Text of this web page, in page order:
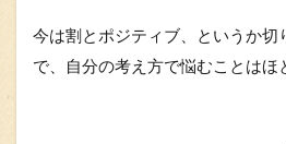
今は割とポジティブ、というか切
で、自分の考え方で悩むことはほ